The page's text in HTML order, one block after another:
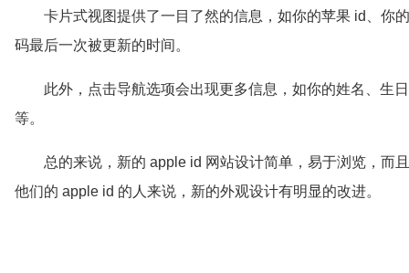
卡片式视图提供了一目了然的信息，如你的苹果 id、你
码最后一次被更新的时间。
此外，点击导航选项会出现更多信息，如你的姓名、生
等。
总的来说，新的 apple id 网站设计简单，易于浏览，而
他们的 apple id 的人来说，新的外观设计有明显的改进。